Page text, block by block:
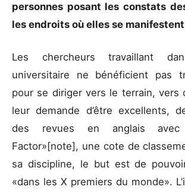
personnes posant les constats
les endroits où elles se
Les chercheurs travaillant
universitaire ne bénéficient pas
pour se diriger vers le terrain, vers
leur demande d’être excellents,
des revues en anglais
Factor»[note], une cote de
sa discipline, le but est de
«dans les X premiers du monde».